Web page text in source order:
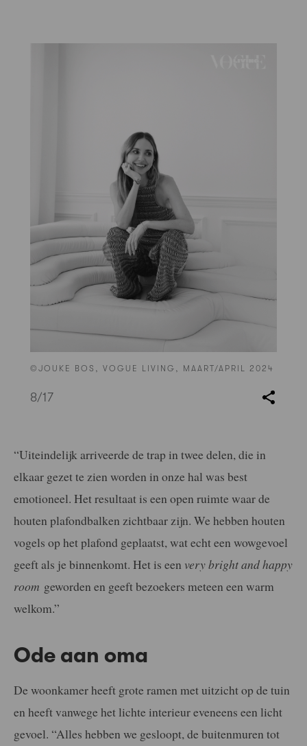
©JOUKE BOS, VOGUE LIVING, MAART/APRIL 2024
8/17
“Uiteindelijk arriveerde de trap in twee delen, die in
elkaar gezet te zien worden in onze hal was best
emotioneel. Het resultaat is een open ruimte waar de
houten plafondbalken zichtbaar zijn. We hebben houten
vogels op het plafond geplaatst, wat echt een wowgevoel
geeft als je binnenkomt. Het is een very bright andhappy
room geworden en geeft bezoekers meteen een warm
welkom.”
Ode aan oma
De woonkamer heeft grote ramen met uitzicht op de tuin
en heeft vanwege het lichte interieur eveneens een licht
gevoel. “Alles hebben we gesloopt, de buitenmuren tot